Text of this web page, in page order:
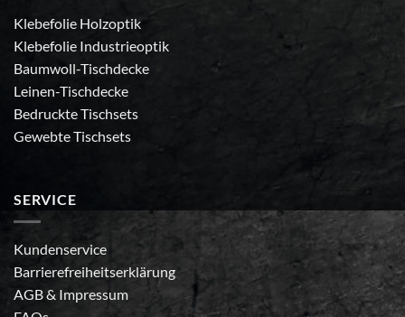
Klebefolie Holzoptik
Klebefolie Industrieoptik
Baumwoll-Tischdecke
Leinen-Tischdecke
Bedruckte Tischsets
Gewebte Tischsets
SERVICE
Kundenservice
Barrierefreiheitserklärung
AGB& Impressum